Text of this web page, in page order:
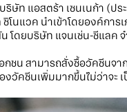
ษัท แอสตร้า เซนเนก้า (ปร
โนแวค นำเข้าโดยองค์การ
โดยบริษัท แจนเซ่น-ซีแลค
กชน สามารถสั่งซื้อวัคซีนจ
งวัคซีนเพิ่มมากขึ้นไม่ว่าจะ